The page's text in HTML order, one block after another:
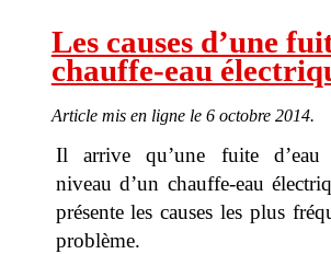
Clamart
Meudon
Puteaux
Antony
Montrouge
Sceaux
Les causes d’une
chauffe-eau
Article mis en ligne le 6 octobre 2014.
Il arrive qu’une fuite d’eau
niveau d’un chauffe-eau
présente les causes les plus
problème.